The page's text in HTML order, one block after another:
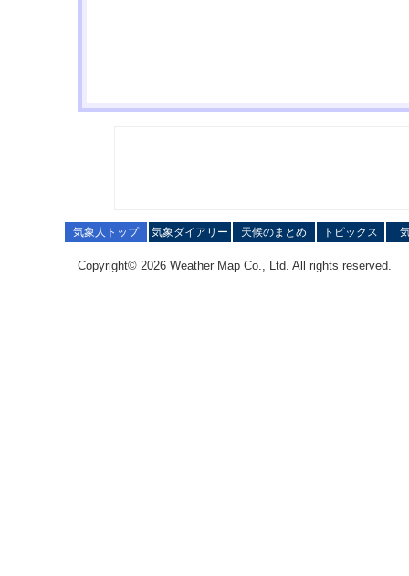
気象人トップ 気象ダイアリー 天候のまとめ トピックス
Copyright© 2026 Weather Map Co., Ltd. All rights reserved.